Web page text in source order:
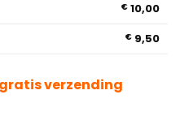
€ 10,00
€ 9,50
verzending